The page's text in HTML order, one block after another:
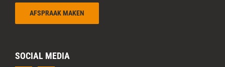
AFSPRAAK MAKEN
SOCIAL MEDIA